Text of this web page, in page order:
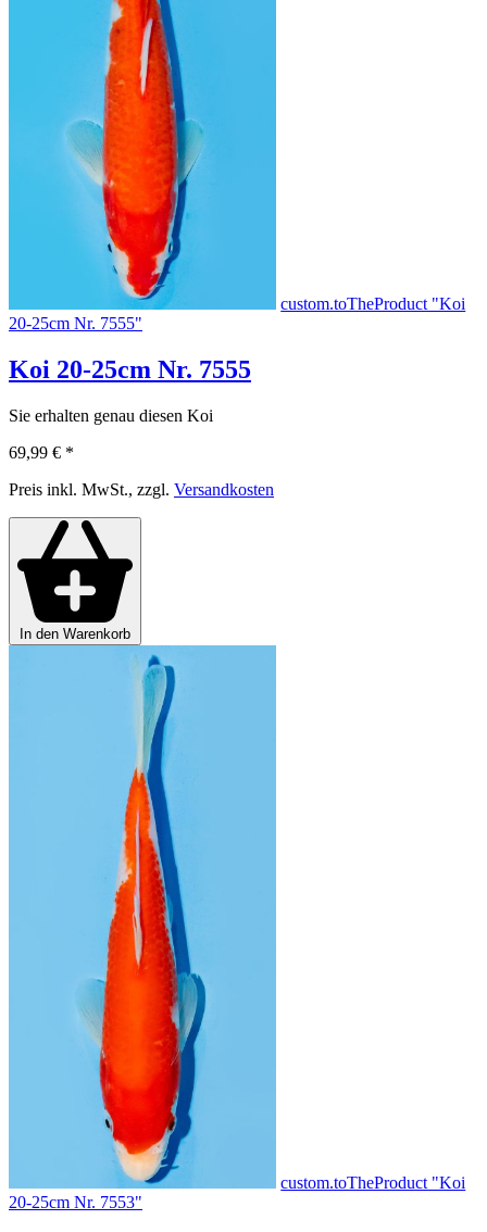
custom.toTheProduct "Koi
20-25cm Nr. 7555"
Koi 20-25cm Nr. 7555
Sie erhalten genau diesen Koi
69,99 € *
Preis inkl. MwSt., zzgl. Versandkosten
In den Warenkorb
custom.toTheProduct "Koi
20-25cm Nr. 7553"